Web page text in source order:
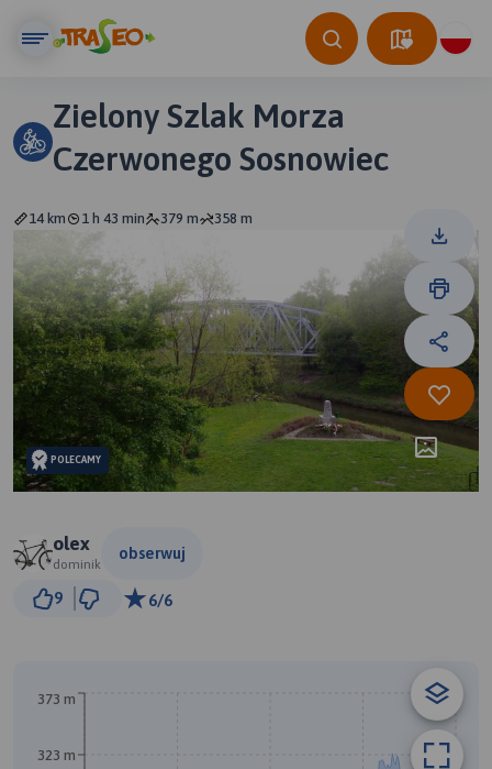
Zielony Szlak Morza
Czerwonego Sosnowiec
14 km 1 h 43 min 379 m 358 m
POLECAMY
olex
dominik
obserwuj
9 6/6
323 m
373 m